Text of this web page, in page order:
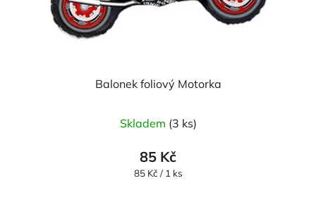
Balonek foliový Motorka
hodnocení
produktu
je
Skladem (3 ks)
85 Kč
Měrná
85 Kč / 1 ks